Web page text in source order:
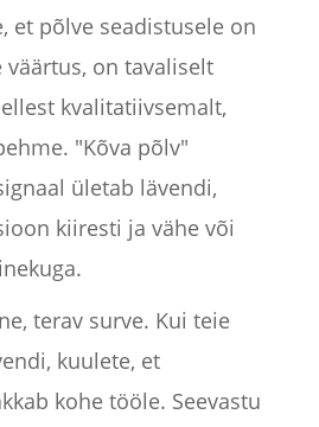
et põlve seadistusele on
on tavaliselt
kvalitatiivsemalt,
"Kõva põlv"
ületab lävendi,
kiiresti ja vähe või
terav surve. Kui teie
kuulete, et
kohe tööle. Seevastu